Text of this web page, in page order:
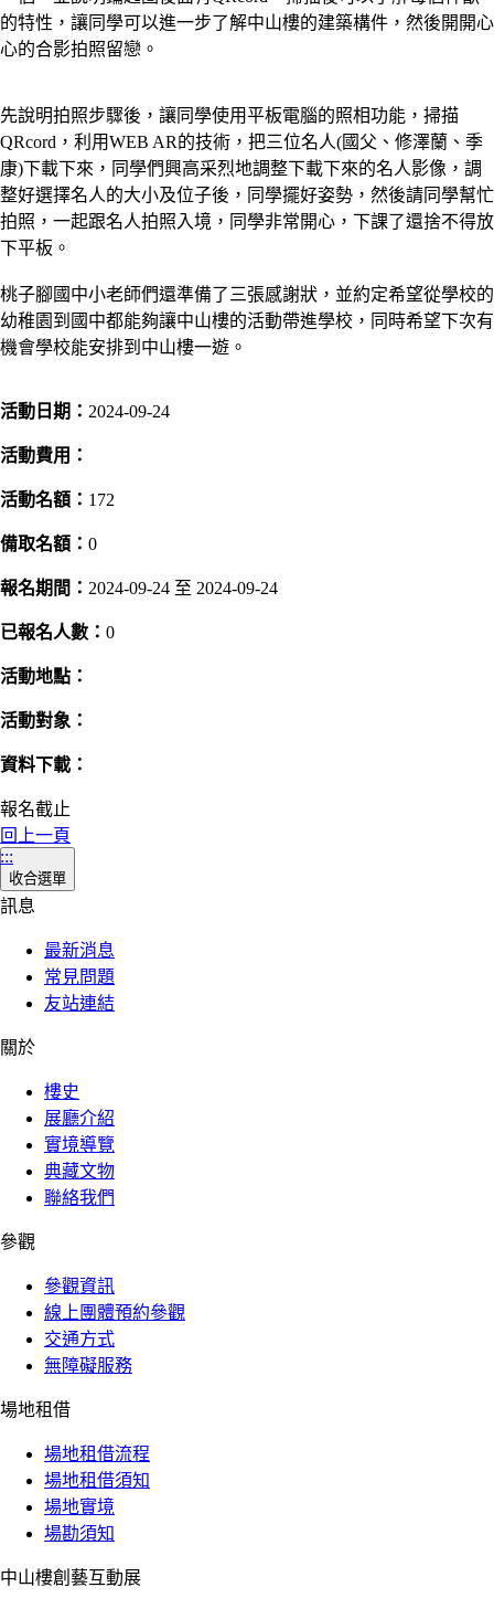
的特性，讓同學可以進一步了解中山樓的建築構件，然後開開心
心的合影拍照留戀。
先說明拍照步驟後，讓同學使用平板電腦的照相功能，掃描
QRcord，利用WEB AR的技術，把三位名人(國父、修澤蘭、季
康)下載下來，同學們興高采烈地調整下載下來的名人影像，調
整好選擇名人的大小及位子後，同學擺好姿勢，然後請同學幫忙
拍照，一起跟名人拍照入境，同學非常開心，下課了還捨不得放
下平板。
桃子腳國中小老師們還準備了三張感謝狀，並約定希望從學校的
幼稚園到國中都能夠讓中山樓的活動帶進學校，同時希望下次有
機會學校能安排到中山樓一遊。
活動日期： 2024-09-24
活動費用：
活動名額： 172
備取名額： 0
報名期間： 2024-09-24 至 2024-09-24
已報名人數： 0
活動地點：
活動對象：
資料下載：
報名截止
回上一頁
:::
收合選單
訊息
最新消息
常見問題
友站連結
關於
樓史
展廳介紹
實境導覽
典藏文物
聯絡我們
參觀
參觀資訊
線上團體預約參觀
交通方式
無障礙服務
場地租借
場地租借流程
場地租借須知
場地實境
場勘須知
中山樓創藝互動展